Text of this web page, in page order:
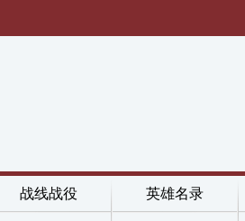
战线战役 英雄名录